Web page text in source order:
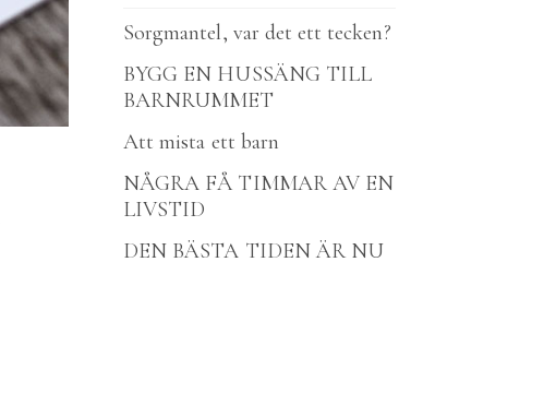
Sorgmantel, var det ett tecken?
BYGG EN HUSSÄNG TILL
BARNRUMMET
Att mista ett barn
NÅGRA FÅ TIMMAR AV EN
LIVSTID
DEN BÄSTA TIDEN ÄR NU